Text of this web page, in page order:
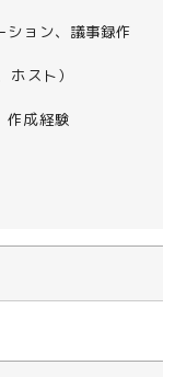
ション、議事録作
ホスト）
作成経験